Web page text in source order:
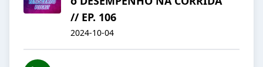
// EP. 106
2024-10-04